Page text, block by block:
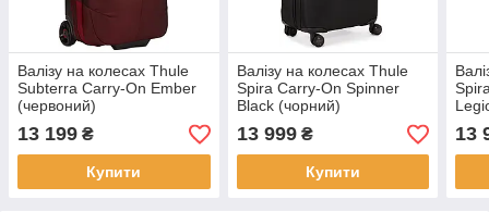
Валізу на колесах Thule
Subterra Carry-On Ember
(червоний)
13 199 ₴
Купити
Валізу на колесах Thule
Spira Carry-On Spinner
Black (чорний)
13 999₴
Купити
13